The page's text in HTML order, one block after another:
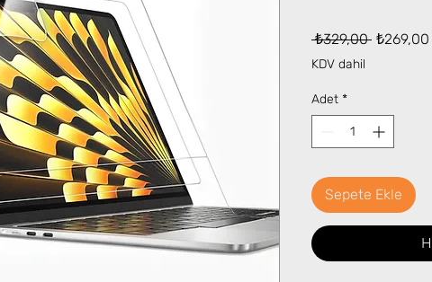
₺329,00 Normal
₺269,00
KDV dahil
Adet *
Sepete Ekle